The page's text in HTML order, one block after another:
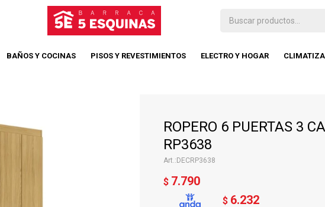
BAÑOS Y COCINAS PISOS Y REVESTIMIENTOS ELECTRO Y HOGAR
ROPERO 6 PUERTAS 3
RP3638
DECRP3638
$ 7.790
$ 6.232